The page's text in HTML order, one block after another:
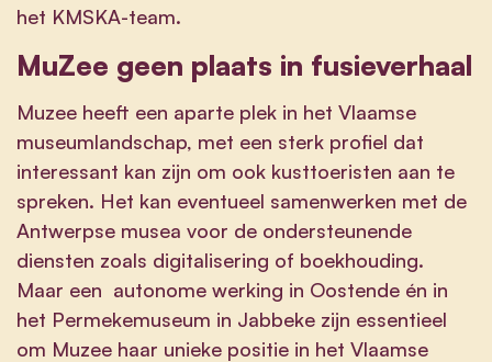
het KMSKA-team.
MuZee geen plaats in fusieverhaal
Muzee heeft een aparte plek in het Vlaamse
museumlandschap, met een sterk profiel dat
interessant kan zijn om ook kusttoeristen aan te
spreken. Het kan eventueel samenwerken met de
Antwerpse musea voor de ondersteunende
diensten zoals digitalisering of boekhouding.
Maar een autonome werking in Oostende én in
het Permekemuseum in Jabbeke zijn essentieel
om Muzee haar unieke positie in het Vlaamse